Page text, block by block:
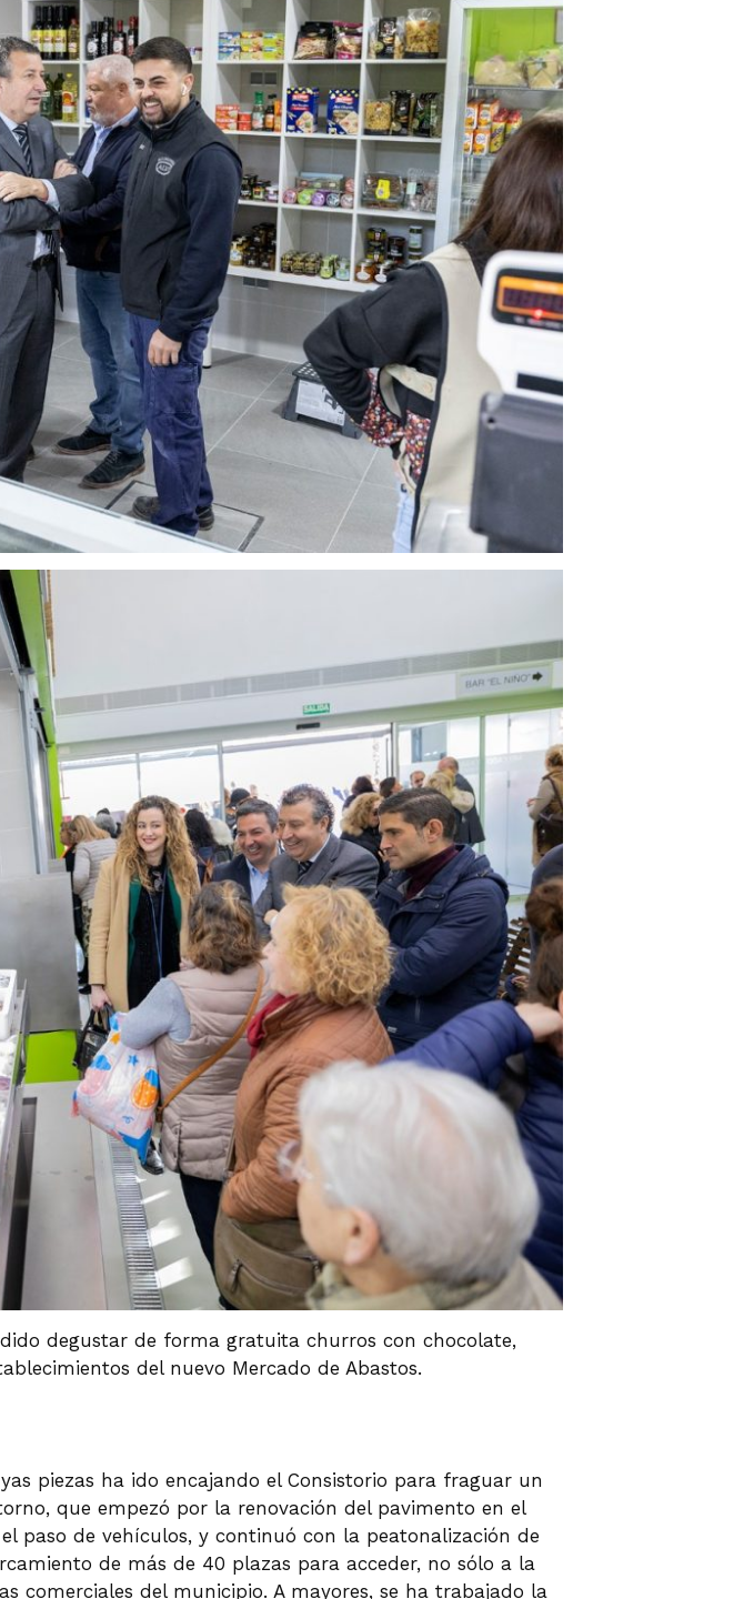
degustar de forma gratuita churros con chocolate,
del nuevo Mercado de Abastos.
piezas ha ido encajando el Consistorio para fraguar un
que empezó por la renovación del pavimento en el
paso de vehículos, y continuó con la peatonalización de
de más de 40 plazas para acceder, no sólo a la
comerciales del municipio. A mayores, se ha trabajado la